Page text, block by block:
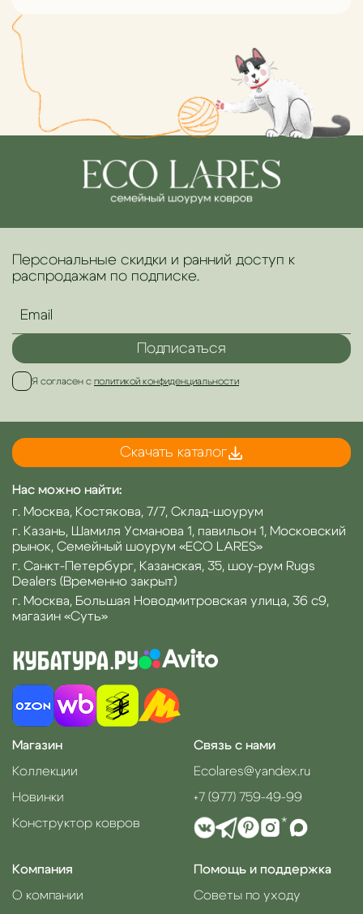
Персональные скидки и ранний доступ к
распродажам по подписке.
Подписаться
Я согласен с политикой конфиденциальности
Скачать каталог
Нас можно найти:
г. Москва, Костякова, 7/7, Склад-шоурум
г. Казань, Шамиля Усманова 1, павильон 1, Московский
рынок, Семейный шоурум «ECO LARES»
г. Санкт-Петербург, Казанская, 35, шоу-рум Rugs
Dealers (Временно закрыт)
г. Москва, Большая Новодмитровская улица, 36 с9,
магазин «Суть»
Магазин
Коллекции
Новинки
Конструктор ковров
Компания
О компании
Помощь и поддержка
Советы по уходу
Связь с нами
Ecolares@yandex.ru
+7 (977) 759-49-99
*